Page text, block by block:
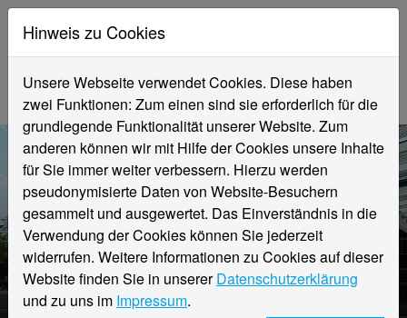
Aktuelle Meldungen
Hochschule Niederrhein
Hinweis zu Cookies
Unsere Webseite verwendet Cookies. Diese haben
zwei Funktionen: Zum einen sind sie erforderlich für die
grundlegende Funktionalität unserer Website. Zum
anderen können wir mit Hilfe der Cookies unsere Inhalte
für Sie immer weiter verbessern. Hierzu werden
pseudonymisierte Daten von Website-Besuchern
gesammelt und ausgewertet. Das Einverständnis in die
Verwendung der Cookies können Sie jederzeit
widerrufen. Weitere Informationen zu Cookies auf dieser
Website finden Sie in unsererDatenschutzerklärung
und zu uns im Impressum.